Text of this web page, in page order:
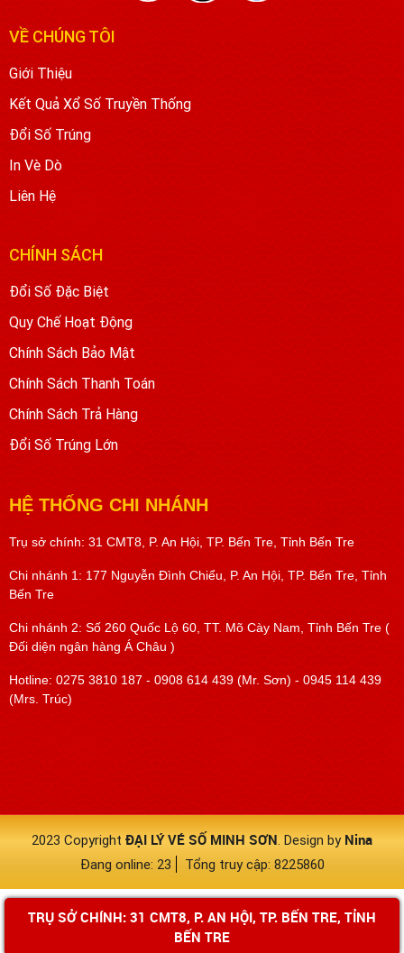
VỀ CHÚNG TÔI
Giới Thiệu
Kết Quả Xổ Số Truyền Thống
Đổi Số Trúng
In Vè Dò
Liên Hệ
CHÍNH SÁCH
Đổi Số Đặc Biệt
Quy Chế Hoạt Động
Chính Sách Bảo Mật
Chính Sách Thanh Toán
Chính Sách Trả Hàng
Đổi Số Trúng Lớn
HỆ THỐNG CHI NHÁNH
Trụ sở chính: 31 CMT8, P. An Hội, TP. Bến Tre, Tỉnh Bến Tre
Chi nhánh 1: 177 Nguyễn Đình Chiểu, P. An Hội, TP. Bến Tre, Tỉnh
Bến Tre
Chi nhánh 2: Số 260 Quốc Lộ 60, TT. Mõ Cày Nam, Tỉnh Bến Tre (
Đối diện ngân hàng Á Châu )
Hotline: 0275 3810 187 - 0908 614 439 (Mr. Sơn) - 0945 114 439
(Mrs. Trúc)
2023 Copyright ĐẠI LÝ VÉ SỐ MINH SƠN . Design by Nina
Đang online: 23 Tổng truy cập: 8225860
TRỤ SỞ CHÍNH: 31 CMT8, P. AN HỘI, TP. BẾN TRE, TỈNH
BẾN TRE